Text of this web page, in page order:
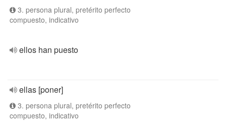
3. persona plural, pretérito perfecto
compuesto, indicativo
ellos han puesto
ellas [poner]
3. persona plural, pretérito perfecto
compuesto, indicativo